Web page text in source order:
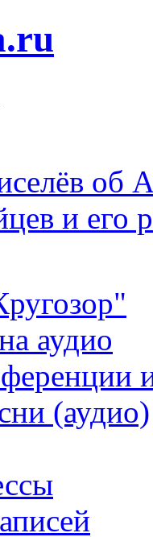
об
и его
аудио
(аудио)